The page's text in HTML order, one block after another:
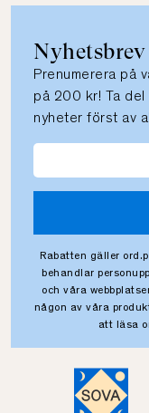
Nyhetsbrev
Prenumerera på
på 200 kr! Ta del
nyheter först av
Rabatten gäller
behandlar
och våra
någon av våra
att läsa